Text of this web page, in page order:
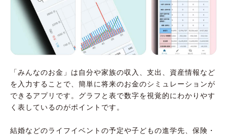
「みんなのお金」は自分や家族の収入、支出、資産情報など
を入力することで、簡単に将来のお金のシミュレーションが
できるアプリです。グラフと表で数字を視覚的にわかりやす
く表しているのがポイントです。
結婚などのライフイベントの予定や子どもの進学先、保険・